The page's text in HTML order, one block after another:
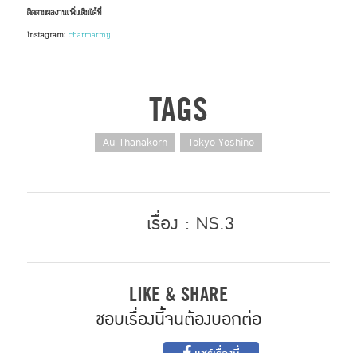
ติดตามผลงานเพิ่มเติมได้ที่
Instagram: charmarmy
TAGS
Au Thanakorn Tokyo Yoshino
เรื่อง : NS.3
LIKE & SHARE
ชอบเรื่องนี้จนต้องบอกต่อ